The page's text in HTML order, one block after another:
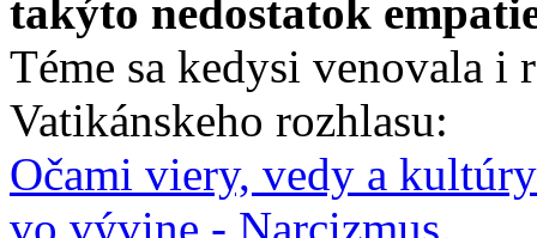
takýto nedostatok
Téme sa kedysi venovala i
Vatikánskeho rozhlasu:
Očami viery, vedy a
vo vývine - Narcizmus.